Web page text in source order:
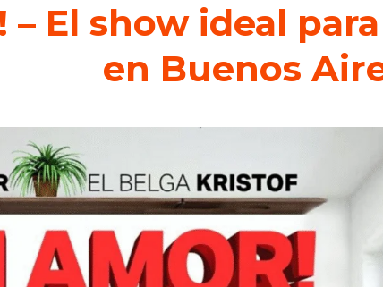
– El show ideal
en Buenos